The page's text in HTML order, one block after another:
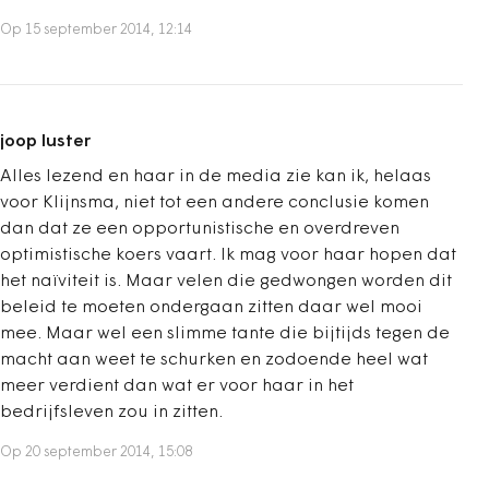
Op 15 september 2014, 12:14
joop luster
Alles lezend en haar in de media zie kan ik, helaas
voor Klijnsma, niet tot een andere conclusie komen
dan dat ze een opportunistische en overdreven
optimistische koers vaart. Ik mag voor haar hopen dat
het naïviteit is. Maar velen die gedwongen worden dit
beleid te moeten ondergaan zitten daar wel mooi
mee. Maar wel een slimme tante die bijtijds tegen de
macht aan weet te schurken en zodoende heel wat
meer verdient dan wat er voor haar in het
bedrijfsleven zou in zitten.
Op 20 september 2014, 15:08